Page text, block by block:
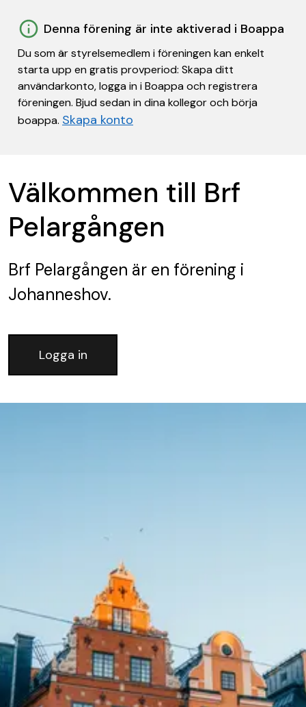
Denna förening är inte aktiverad i Boappa
Du som är styrelsemedlem i föreningen kan enkelt
starta upp en gratis provperiod: Skapa ditt
användarkonto, logga in i Boappa och registrera
föreningen. Bjud sedan in dina kollegor och börja
boappa. Skapa konto
Välkommen till Brf
Pelargången
Brf Pelargången är en förening i
Johanneshov.
Logga in